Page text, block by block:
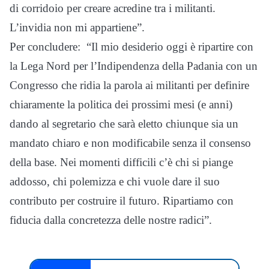
di corridoio per creare acredine tra i militanti.
L’invidia non mi appartiene”.
Per concludere: “Il mio desiderio oggi è ripartire con
la Lega Nord per l’Indipendenza della Padania con un
Congresso che ridia la parola ai militanti per definire
chiaramente la politica dei prossimi mesi (e anni)
dando al segretario che sarà eletto chiunque sia un
mandato chiaro e non modificabile senza il consenso
della base. Nei momenti difficili c’è chi si piange
addosso, chi polemizza e chi vuole dare il suo
contributo per costruire il futuro. Ripartiamo con
fiducia dalla concretezza delle nostre radici”.